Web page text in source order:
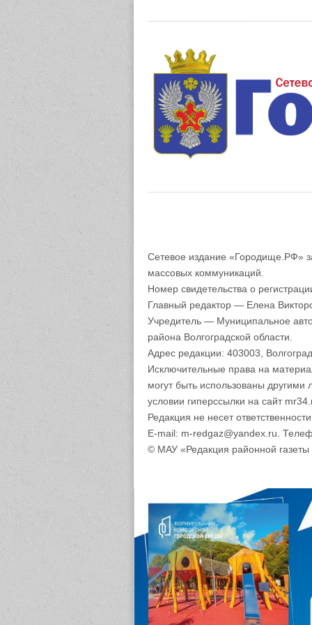
Сетевое издание «Городище.РФ»
массовых коммуникаций.
Номер свидетельства о
Главный редактор — Елена
Учредитель — Муниципальное
района Волгоградской области.
Адрес редакции: 403003,
Исключительные права на
могут быть использованы
условии гиперссылки на сайт
Редакция не несет
E-mail: m-redgaz@yandex.ru.
© МАУ «Редакция районной газеты